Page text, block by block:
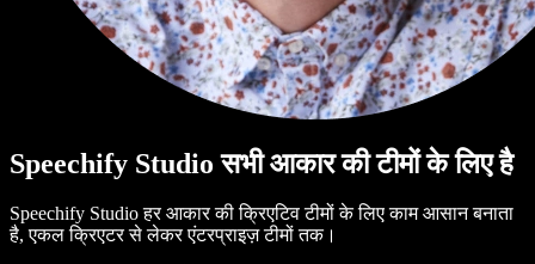
Speechify Studio सभी आकार की टीमों के लिए है
Speechify Studio हर आकार की क्रिएटिव टीमों के लिए काम आसान बनाता
है, एकल क्रिएटर से लेकर एंटरप्राइज़ टीमों तक।